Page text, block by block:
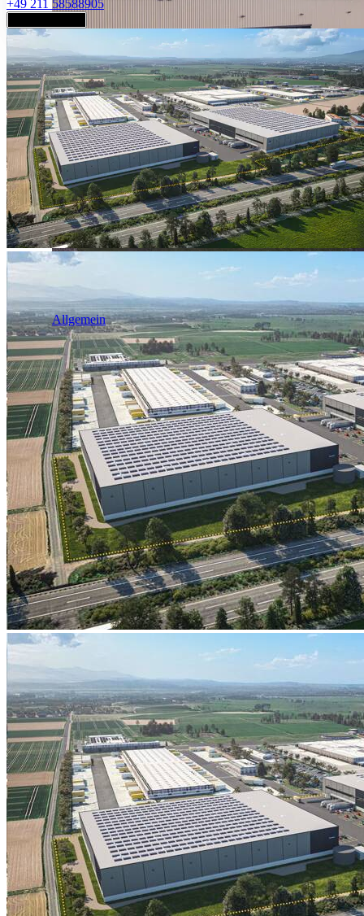
Industrie & Logistik
Allgemein
+49 211 58588905